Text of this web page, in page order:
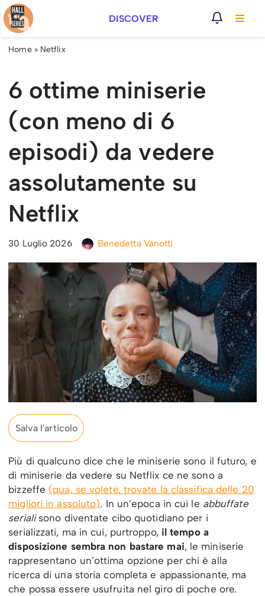
Vai
al
DISCOVER
Home» Netflix
6 ottime miniserie
(con meno di 6
episodi) da vedere
assolutamente su
Netflix
30 Luglio 2026 Benedetta Vanotti
Salva l'articolo
Più di qualcuno dice che le miniserie sono il futuro, e
di miniserie da vedere su Netflix ce ne sono a
bizzeffe (qua, se volete, trovate la classifica delle 20
migliori in assoluto). In un’epoca in cui le abbuffate
seriali sono diventate cibo quotidiano per i
serializzati, ma in cui, purtroppo, il tempo a
disposizione sembra non bastare mai, le miniserie
rappresentano un’ottima opzione per chi è alla
ricerca di una storia completa e appassionante, ma
che possa essere usufruita nel giro di poche ore.